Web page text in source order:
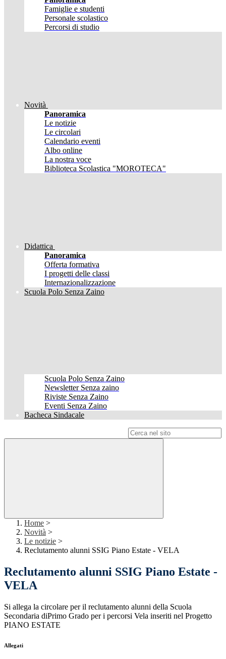
Famiglie e studenti
Personale scolastico
Percorsi di studio
Novità
Panoramica
Le notizie
Le circolari
Calendario eventi
Albo online
La nostra voce
Biblioteca Scolastica "MOROTECA"
Didattica
Panoramica
Offerta formativa
I progetti delle classi
Internazionalizzazione
Scuola Polo Senza Zaino
Scuola Polo Senza Zaino
Newsletter Senza zaino
Riviste Senza Zaino
Eventi Senza Zaino
Bacheca Sindacale
Home >
Novità >
Le notizie >
Reclutamento alunni SSIG Piano Estate - VELA
Reclutamento alunni SSIG Piano Estate -
VELA
Si allega la circolare per il reclutamento alunni della Scuola
Secondaria diPrimo Grado per i percorsi Vela inseriti nel Progetto
PIANO ESTATE
Allegati